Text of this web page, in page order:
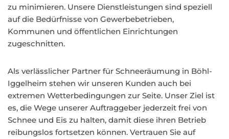
zu minimieren. Unsere Dienstleistungen sind speziell
auf die Bedürfnisse von Gewerbebetrieben,
Kommunen und öffentlichen Einrichtungen
zugeschnitten.
Als verlässlicher Partner für Schneeräumung in Böhl-
Iggelheim stehen wir unseren Kunden auch bei
extremen Wetterbedingungen zur Seite. Unser Ziel ist
es, die Wege unserer Auftraggeber jederzeit frei von
Schnee und Eis zu halten, damit diese ihren Betrieb
reibungslos fortsetzen können. Vertrauen Sie auf